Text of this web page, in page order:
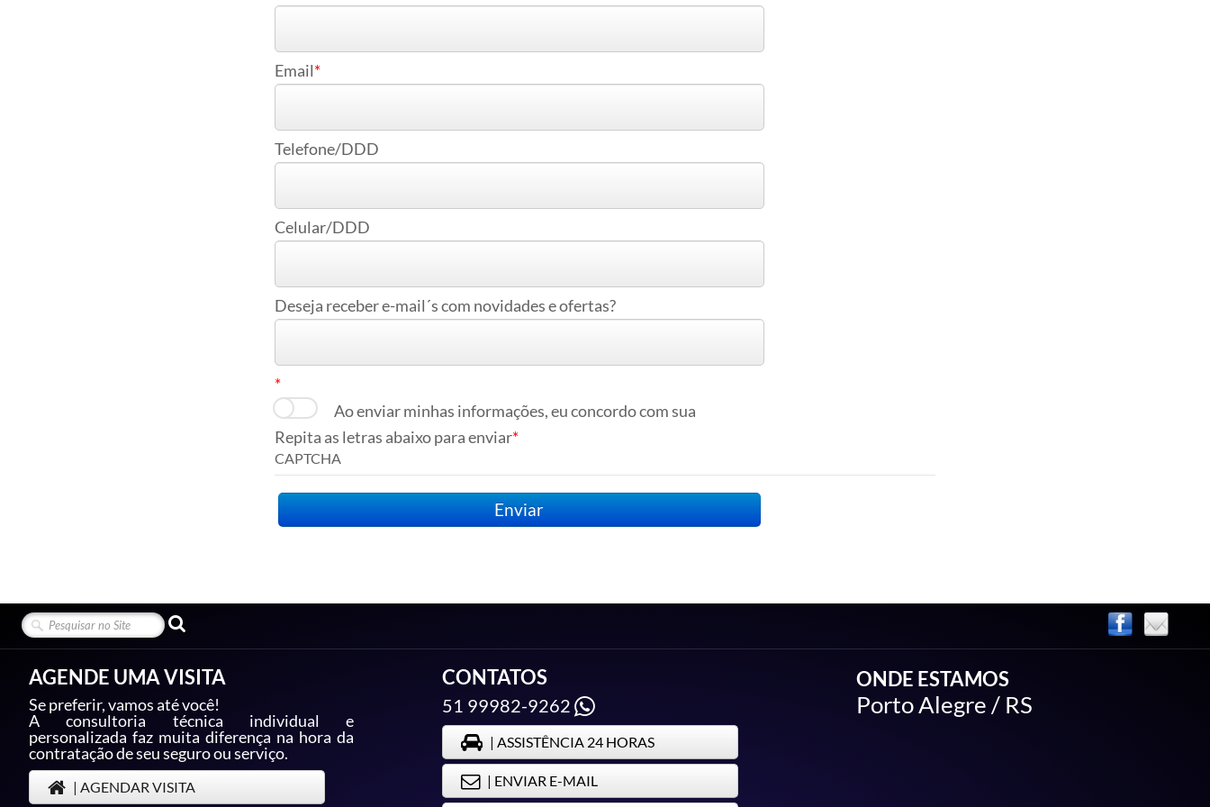
Email
Telefone/DDD
Celular/DDD
Deseja receber e-mail´s com novidades e ofertas?
Ao enviar minhas informações, eu concordo com sua
Repita as letras abaixo para enviar
CAPTCHA
Enviar
AGENDE UMA VISITA
Se preferir, vamos até você!
A consultoria técnica individual e
personalizada faz muita diferença na hora da
contratação de seu seguro ou serviço.
| AGENDAR VISITA
CONTATOS
51 99982-9262
| ASSISTÊNCIA 24 HORAS
| ENVIAR E-MAIL
ONDE ESTAMOS
Porto Alegre / RS